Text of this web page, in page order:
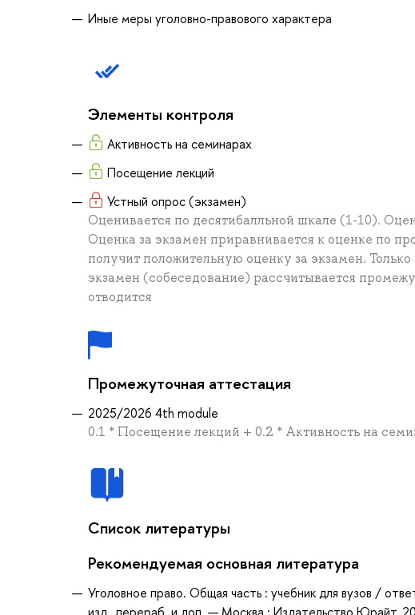
Иные меры уголовно-правового характера
Элементы контроля
Активность на семинарах
Посещение лекций
Устный опрос (экзамен)
Оценивается по десятибалльной шкале (1-10).
Оценка за экзамен приравнивается к оценке по
получит положительную оценку за экзамен.
экзамен (собеседование) рассчитывается
отводится
Промежуточная аттестация
2025/2026 4th module
0.1 * Посещение лекций + 0.2 * Активность на
Список литературы
Рекомендуемая основная литература
Уголовное право. Общая часть : учебник для вузов /